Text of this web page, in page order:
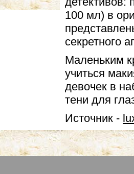
100 мл) в
секретного
Маленьким
учиться
девочек в
тени для
Источник -